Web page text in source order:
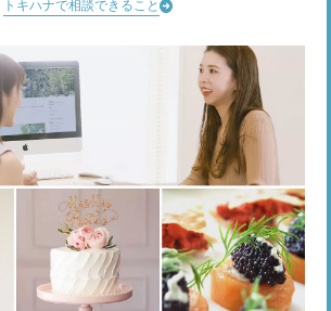
トキハナで相談できること